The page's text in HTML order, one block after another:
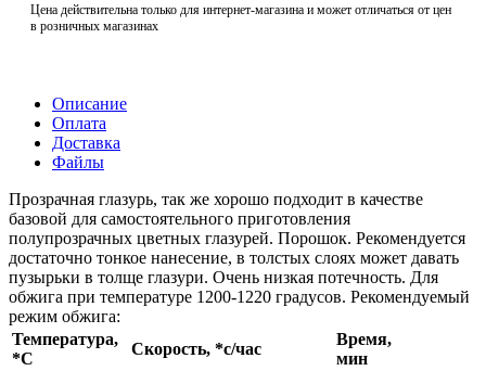
Цена действительна только для интернет-магазина и может отличаться от цен
в розничных магазинах
Описание
Оплата
Доставка
Файлы
Прозрачная глазурь, так же хорошо подходит в качестве
базовой для самостоятельного приготовления
полупрозрачных цветных глазурей. Порошок. Рекомендуется
достаточно тонкое нанесение, в толстых слоях может давать
пузырьки в толще глазури. Очень низкая потечность. Для
обжига при температуре 1200-1220 градусов. Рекомендуемый
режим обжига:
Температура,
*С
Скорость, *с/час
Время,
мин